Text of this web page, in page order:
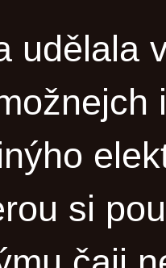
udělala
si